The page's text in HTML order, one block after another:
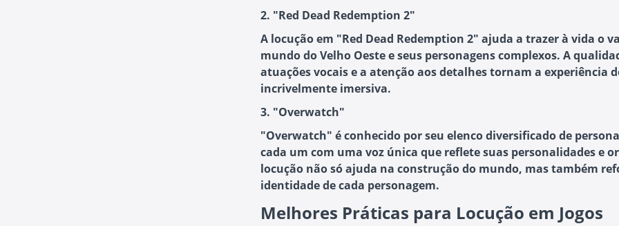
2. "Red Dead Redemption 2"
A locução em "Red Dead Redemption 2" ajuda a trazer à vida o
mundo do Velho Oeste e seus personagens complexos. A
atuações vocais e a atenção aos detalhes tornam a experiência
incrivelmente imersiva.
3. "Overwatch"
"Overwatch" é conhecido por seu elenco diversificado de
cada um com uma voz única que reflete suas personalidades e
locução não só ajuda na construção do mundo, mas também
identidade de cada personagem.
Melhores Práticas para Locução em Jogos